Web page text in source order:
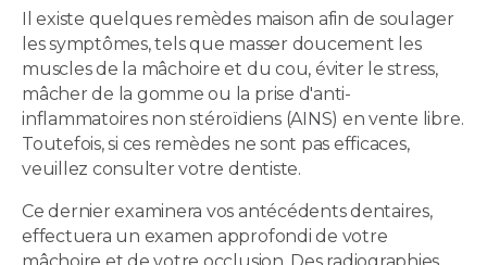
Il existe quelques remèdes maison afin de soulager
les symptômes, tels que masser doucement les
muscles de la mâchoire et du cou, éviter le stress,
mâcher de la gomme ou la prise d'anti-
inflammatoires non stéroïdiens (AINS) en vente libre.
Toutefois, si ces remèdes ne sont pas efficaces,
veuillez consulter votre dentiste.
Ce dernier examinera vos antécédents dentaires,
effectuera un examen approfondi de votre